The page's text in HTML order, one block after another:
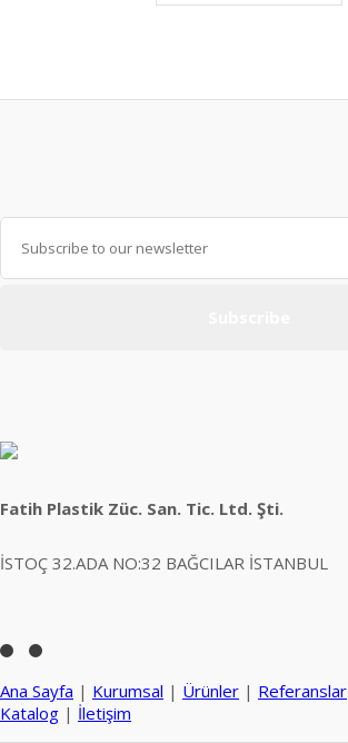
Fatih Plastik Züc. San. Tic. Ltd. Şti.
İSTOÇ 32.ADA NO:32 BAĞCILAR İSTANBUL
Ana Sayfa | Kurumsal | Ürünler | Referanslar
Katalog | İletişim